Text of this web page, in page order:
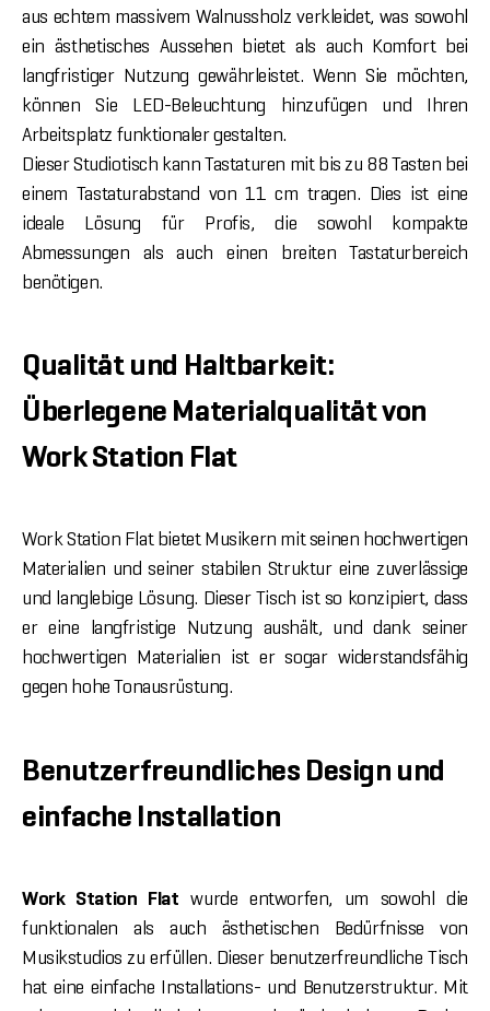
aus echtem massivem Walnussholz verkleidet, was sowohl
ein ästhetisches Aussehen bietet als auch Komfort bei
langfristiger Nutzung gewährleistet. Wenn Sie möchten,
können Sie LED-Beleuchtung hinzufügen und Ihren
Arbeitsplatz funktionaler gestalten.
Dieser Studiotisch kann Tastaturen mit bis zu 88 Tasten bei
einem Tastaturabstand von 11 cm tragen. Dies ist eine
ideale Lösung für Profis, die sowohl kompakte
Abmessungen als auch einen breiten Tastaturbereich
benötigen.
Qualität und Haltbarkeit:
Überlegene Materialqualität von
Work Station Flat
Work Station Flat bietet Musikern mit seinen hochwertigen
Materialien und seiner stabilen Struktur eine zuverlässige
und langlebige Lösung. Dieser Tisch ist so konzipiert, dass
er eine langfristige Nutzung aushält, und dank seiner
hochwertigen Materialien ist er sogar widerstandsfähig
gegen hohe Tonausrüstung.
Benutzerfreundliches Design und
einfache Installation
Work Station Flat wurde entworfen, um sowohl die
funktionalen als auch ästhetischen Bedürfnisse von
Musikstudios zu erfüllen. Dieser benutzerfreundliche Tisch
hat eine einfache Installations- und Benutzerstruktur. Mit